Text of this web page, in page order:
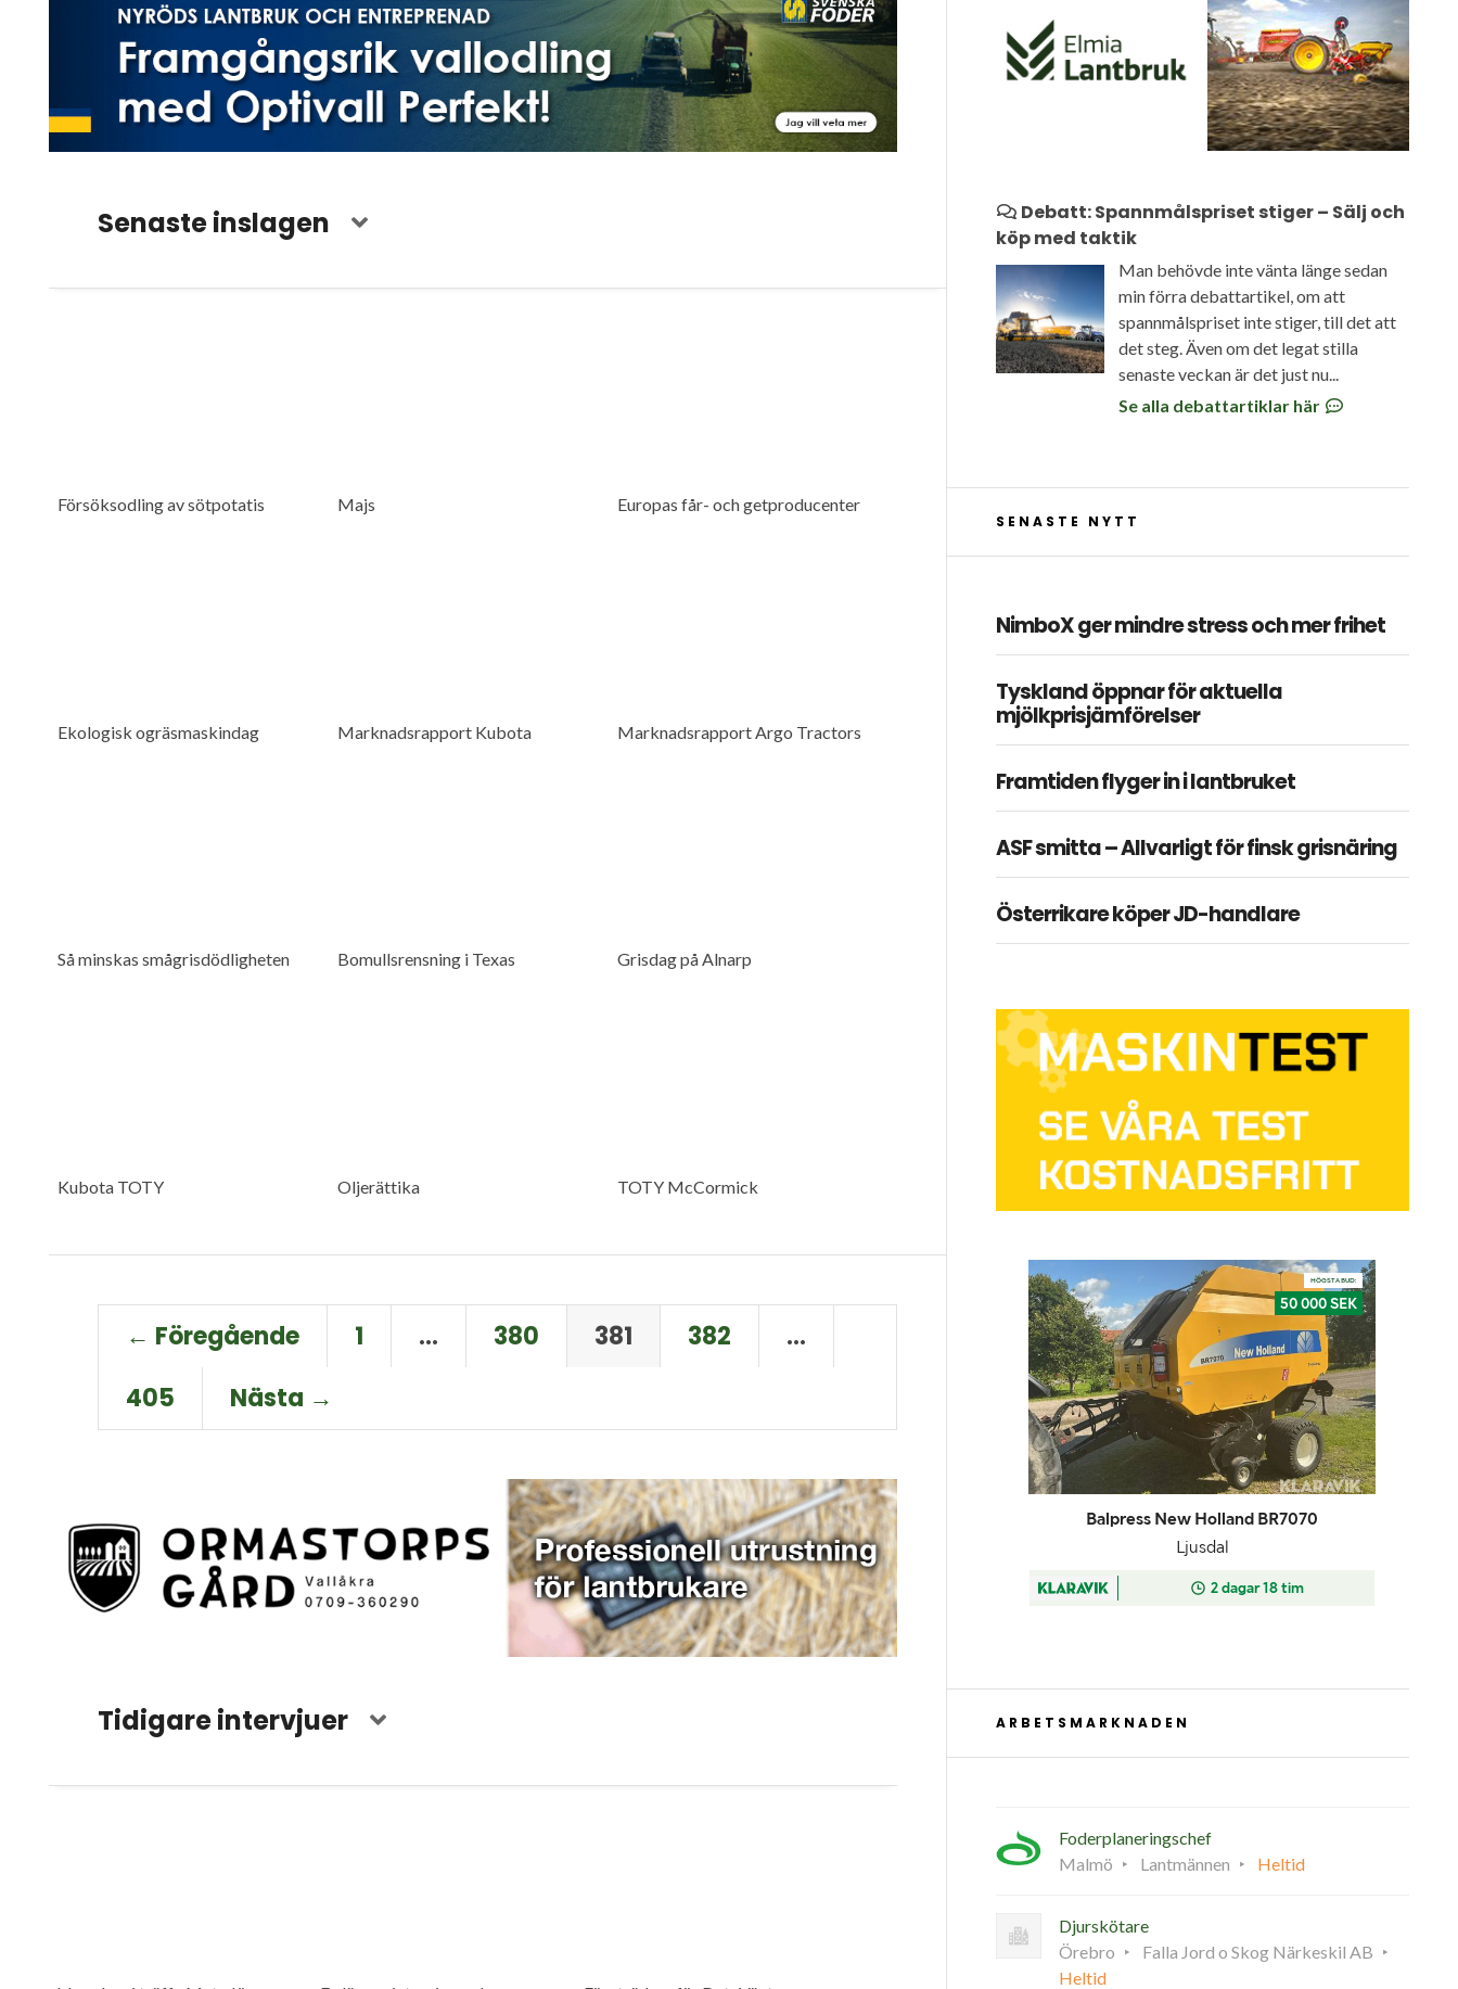
Senaste inslagen
Försöksodling av sötpotatis Majs Europas får- och getproducenter
Ekologisk ogräsmaskindag Marknadsrapport Kubota Marknadsrapport Argo Tractors
Så minskas smågrisdödligheten Bomullsrensning i Texas Grisdag på Alnarp
Kubota TOTY Oljerättika TOTY McCormick
← Föregående 1 … 380 381 382
…
405
Nästa →
Tidigare intervjuer
Debatt: Spannmålspriset stiger – Sälj och
köp med taktik
Man behövde inte vänta länge sedan
min förra debattartikel, om att
spannmålspriset inte stiger, till det att
det steg. Även om det legat stilla
senaste veckan är det just nu...
Se alla debattartiklar här
SENASTE NYTT
NimboX ger mindre stress och mer frihet
Tyskland öppnar för aktuella
mjölkprisjämförelser
Framtiden flyger in i lantbruket
ASF smitta – Allvarligt för finsk grisnäring
Österrikare köper JD-handlare
ARBETSMARKNADEN
Foderplaneringschef
Malmö
Lantmännen Heltid
Djurskötare
Örebro
Falla Jord o Skog Närkeskil AB
Heltid